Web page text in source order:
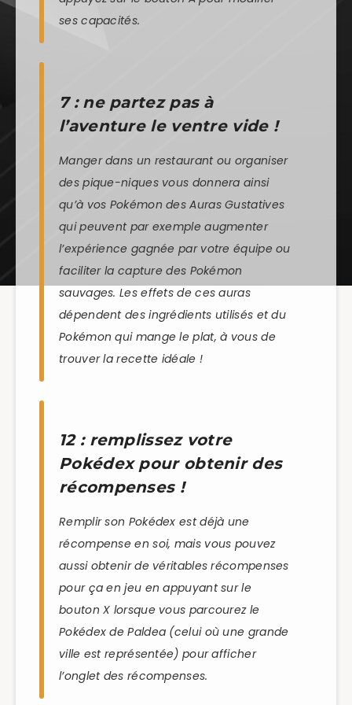
ses capacités.
7 : ne partez pas à
l’aventure le ventre vide !
Manger dans un restaurant ou organiser
des pique-niques vous donnera ainsi
qu’à vos Pokémon des Auras Gustatives
qui peuvent par exemple augmenter
l’expérience gagnée par votre équipe ou
faciliter la capture des Pokémon
sauvages. Les effets de ces auras
dépendent des ingrédients utilisés et du
Pokémon qui mange le plat, à vous de
trouver la recette idéale !
12 : remplissez votre
Pokédex pour obtenir des
récompenses !
Remplir son Pokédex est déjà une
récompense en soi, mais vous pouvez
aussi obtenir de véritables récompenses
pour ça en jeu en appuyant sur le
bouton X lorsque vous parcourez le
Pokédex de Paldea (celui où une grande
ville est représentée) pour afficher
l’onglet des récompenses.